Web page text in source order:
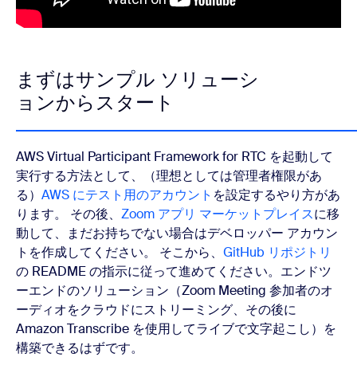
まずはサンプル ソリューシ
ョンからスタート
AWS Virtual Participant Framework for RTC を起動して
実行する方法として、（理想としては管理者権限があ
る） AWS にテスト用のアカウント を設定するやり方があ
ります。 その後、 Zoom アプリ マーケットプレイスに移
動して、まだお持ちでない場合はデベロッパー アカウン
トを作成してください。 そこから、 GitHub リポジトリ
の README の指示に従って進めてください。エンドツ
ーエンドのソリューション（Zoom Meeting 参加者のオ
ーディオをクラウドにストリーミング、その後に
Amazon Transcribe を使用してライブで文字起こし）を
構築できるはずです。